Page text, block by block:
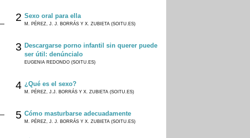
2 Sexo oral para ella
M. PÉREZ, J. J. BORRÁS Y X. ZUBIETA (SOITU.ES)
3 Descargarse porno infantil sin querer puede
ser útil: denúncialo
EUGENIA REDONDO (SOITU.ES)
4 ¿Qué es el sexo?
M. PÉREZ, J.J. BORRÁS Y X. ZUBIETA (SOITU.ES)
5 Cómo masturbarse adecuadamente
M. PÉREZ, J. J. BORRÁS Y X. ZUBIETA (SOITU.ES)